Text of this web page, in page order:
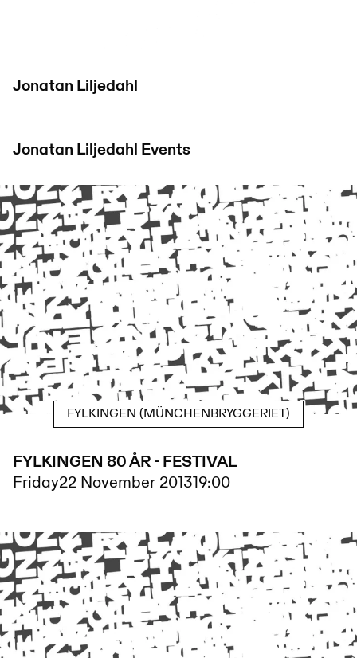
Jonatan Liljedahl
Jonatan Liljedahl Events
FYLKINGEN (MÜNCHENBRYGGERIET)
FYLKINGEN 80 ÅR - FESTIVAL
Friday22 November 201319:00